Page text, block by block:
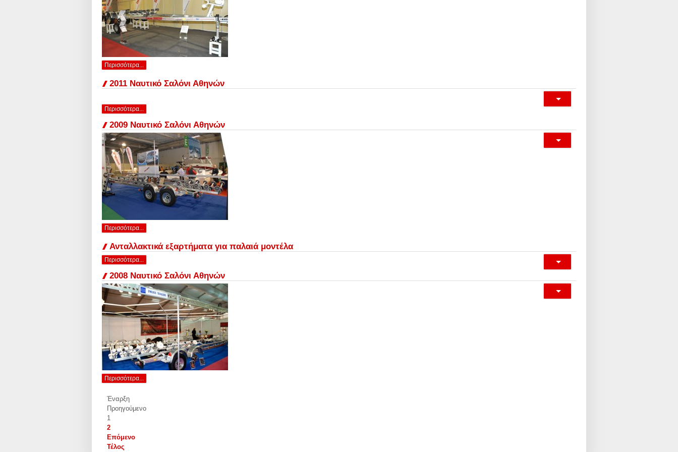
Περισσότερα...
2011 Ναυτικό Σαλόνι Αθηνών
Περισσότερα...
2009 Ναυτικό Σαλόνι Αθηνών
Περισσότερα...
Ανταλλακτικά εξαρτήματα για παλαιά μοντέλα
Περισσότερα...
2008 Ναυτικό Σαλόνι Αθηνών
Περισσότερα...
Έναρξη
Προηγούμενο
1
2
Επόμενο
Τέλος